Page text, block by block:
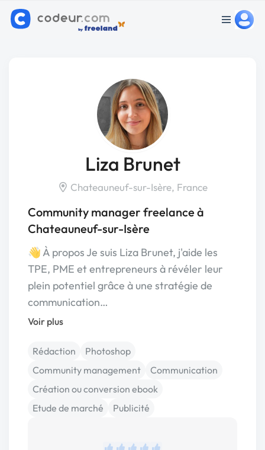
Liza Brunet
Chateauneuf-sur-Isère, France
Community manager freelance à
Chateauneuf-sur-Isère
👋 À propos Je suis Liza Brunet, j'aide les
TPE, PME et entrepreneurs à révéler leur
plein potentiel grâce à une stratégie de
communication…
Voir plus
Rédaction
Photoshop
Community management
Communication
Création ou conversion ebook
Etude de marché
Publicité